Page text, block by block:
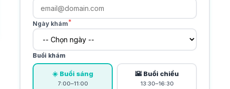
Ngày khám*
Buổi khám
☀️ Buổi sáng
7:00–11:00
🌇 Buổi chiều
13:30–16:30